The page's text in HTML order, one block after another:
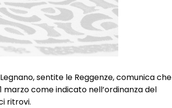
sentite le Reggenze, comunica che
come indicato nell’ordinanza del
ritrovi.